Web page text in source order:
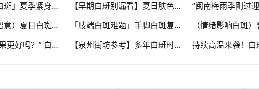
「穿衣也关乎白斑」夏季紧身化纤衣物摩擦皮肤，容易触发同形反应，泉州中科白癜风医院推荐白斑人群穿搭选择
【早期白斑别漏看】夏日肤色加深，浅色小白斑容易被忽略，泉州中科白癜风医院提示发现异常白斑尽早筛查
（白斑泛红要留意）夏日白斑发红不一定代表好转，存在多种可能性，泉州中科白癜风医院教你辨别白斑异常信号
「肢端白斑难题」手脚白斑复色较慢，夏秋抓紧调理时机，泉州中科白癜风医院分享肢端白斑改善思路
“光疗夏天做效果更好吗？” 白癜风光疗讲究时机，泉州中科白癜风医院科普不同白斑类型治疗思路
【泉州街坊参考】多年白斑时好时坏，夏秋容易反复，泉州中科白癜风医院分析白癜风反复发作诱因